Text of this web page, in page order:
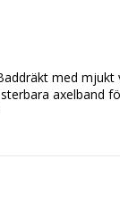
med mjukt
axelband